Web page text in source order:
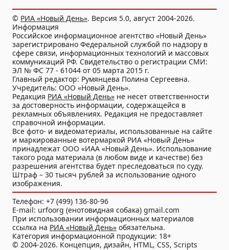
© РИА «Новый День». Версия 5.0, август 2004-2026.
Информация
Российское информационное агентство «Новый День»
зарегистрировано Федеральной службой по надзору в
сфере связи, информационных технологий и массовых
коммуникаций РФ. Свидетельство о регистрации СМИ:
ЭЛ № ФС 77 - 61044 от 05 марта 2015 г.
Главный редактор: Румянцева Полина Сергеевна.
Учредитель: ООО «Новый День».
Редакция РИА «Новый День» не несет ответственности
за достоверность информации, содержащейся в
рекламных объявлениях. Редакция не предоставляет
справочной информации.
Все фото- и видеоматериалы, использованные на сайте
и маркированные вотермаркой РИА «Новый День»
принадлежат ООО «ИАА «Новый День». Использование
такого рода материала (в любом виде и качестве) без
разрешения агентства будет преследоваться по суду.
Штраф – 30 тысяч рублей за использование одного
изображения.
Телефон: +7 (499) 136-80-96
E-mail: urfoorg (енотовидная собака) gmail.com
При использовании информационных материалов
ссылка на РИА «Новый День» обязательна.
Категория информационной продукции: 18+
© 2004-2026. Концепция, дизайн, HTML, CSS, Scripts